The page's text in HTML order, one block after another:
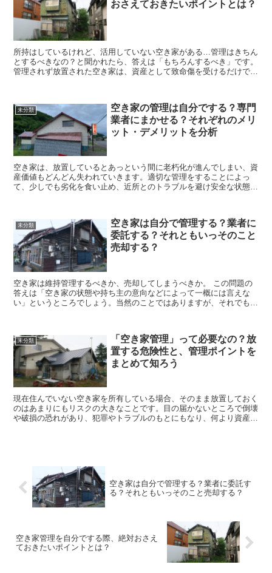
おさえておきたいポイントとは？
所持はしているけれど、活用していない空き家がある…管理はきちん
とするべきなの？と聞かれたら、答えは「もちろんするべき」です。
管理されず放置された空き家は、資産として致命傷を受けるだけでな
未分類
空き家の管理は自分でする？専門
業者にまかせる？それぞれのメリ
ット・デメリットを分析
空き家は、放置しているとあっという間に老朽化が進んでしまい、資
産価値もどんどん失われていきます。適切な管理をすることによっ
て、少しでも劣化を食い止め、近所とのトラブルを避け安全な状態の
未分類
空き家は自分で管理する？業者に
委託する？それともいっそのこと
売却する？
空き家は維持管理するべきか、売却してしまうべきか。 この問題の
答えは「空き家の状態や持ち主の意向などによって一概には言えな
い」というところでしょう。当然のことではありますが、それでも何
未分類
「空き家管理」って必要なの？放
置する危険性と、管理ポイントを
まとめて知ろう
現在住んでいない空き家を所有している場合、そのまま放置しておく
のはあまりにもリスクの大きなことです。目の届かないところで倒壊
や破損の恐れがあり、犯罪やトラブルのもとにもなり、何より資産価
空き家は自分で管理する？業者に委託す
る？それともいっそのこと売却する？
空き家管理を自分でする際、絶対おさえ
ておきたいポイントとは？